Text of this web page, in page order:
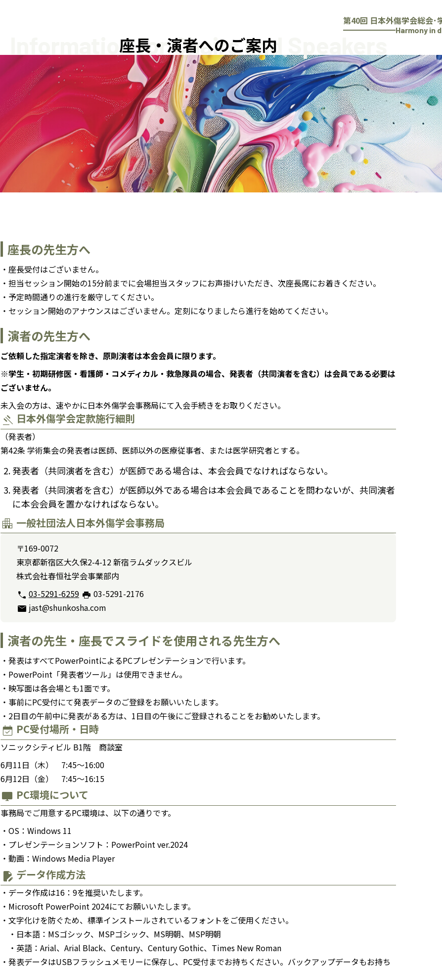
第40回 日本外傷学会総会･
Harmony in
座長・演者へのご案内
Information for Chairs and Speakers
座長の先生方へ
座長受付はございません。
担当セッション開始の15分前までに会場担当スタッフにお声掛けいただき、次座長席にお着きください。
予定時間通りの進行を厳守してください。
セッション開始のアナウンスはございません。定刻になりましたら進行を始めてください。
演者の先生方へ
ご依頼した指定演者を除き、原則演者は本会会員に限ります。
※学生・初期研修医・看護師・コメディカル・救急隊員の場合、発表者（共同演者を含む）は会員である必要は
ございません。
未入会の方は、速やかに日本外傷学会事務局にて入会手続きをお取りください。
gavel 日本外傷学会定款施行細則
（発表者）
第42条 学術集会の発表者は医師、医師以外の医療従事者、または医学研究者とする。
発表者（共同演者を含む）が医師である場合は、本会会員でなければならない。
発表者（共同演者を含む）が医師以外である場合は本会会員であることを問わないが、共同演者
に本会会員を置かなければならない。
apartment 一般社団法人日本外傷学会事務局
〒169-0072
東京都新宿区大久保2-4-12 新宿ラムダックスビル
株式会社春恒社学会事業部内
call 03-5291-6259 print 03-5291-2176
mail jast@shunkosha.com
演者の先生・座長でスライドを使用される先生方へ
発表はすべてPowerPointによるPCプレゼンテーションで行います。
PowerPoint「発表者ツール」は使用できません。
映写面は各会場とも1面です。
事前にPC受付にて発表データのご登録をお願いいたします。
2日目の午前中に発表がある方は、1日目の午後にご登録されることをお勧めいたします。
event_available PC受付場所・日時
ソニックシティビル B1階 商談室
6月11日（木）
7:45〜16:00
6月12日（金）
7:45〜16:15
desktop_windows PC環境について
事務局でご用意するPC環境は、以下の通りです。
OS：Windows 11
プレゼンテーションソフト：PowerPoint ver.2024
動画：Windows Media Player
edit_document データ作成方法
データ作成は16：9を推奨いたします。
Microsoft PowerPoint 2024にてお願いいたします。
文字化けを防ぐため、標準インストールされているフォントをご使用ください。
日本語：MSゴシック、MSPゴシック、MS明朝、MSP明朝
英語：Arial、Arial Black、Century、Century Gothic、Times New Roman
発表データはUSBフラッシュメモリーに保存し、PC受付までお持ちください。バックアップデータもお持ち